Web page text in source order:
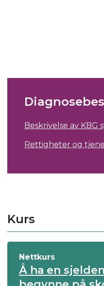
Beskrivelse av KBG
Rettigheter og
Kurs
Nettkurs
Å ha en